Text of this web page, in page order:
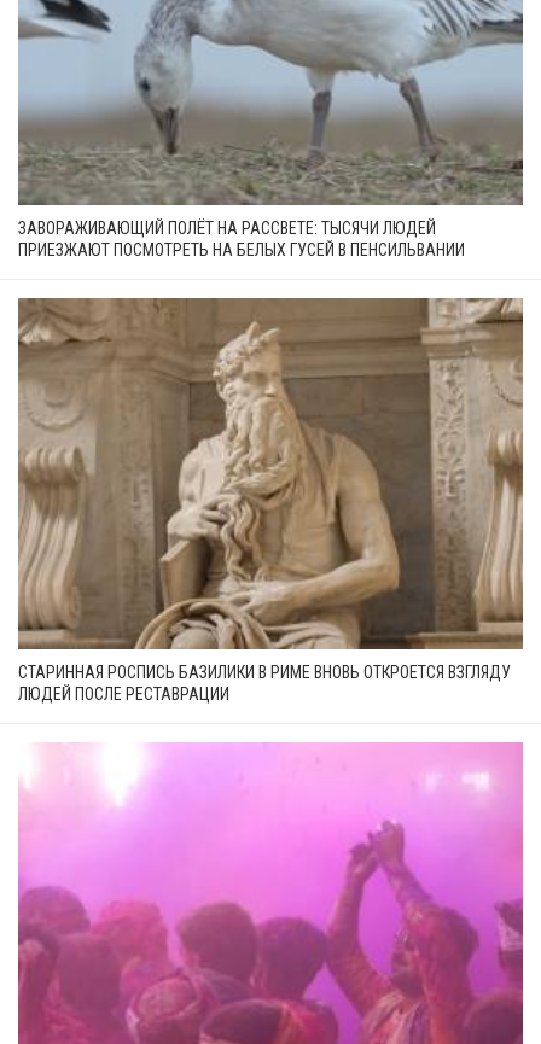
ЗАВОРАЖИВАЮЩИЙ ПОЛЁТ НА РАССВЕТЕ: ТЫСЯЧИ ЛЮДЕЙ
ПРИЕЗЖАЮТ ПОСМОТРЕТЬ НА БЕЛЫХ ГУСЕЙ В ПЕНСИЛЬВАНИИ
СТАРИННАЯ РОСПИСЬ БАЗИЛИКИ В РИМЕ ВНОВЬ ОТКРОЕТСЯ ВЗГЛЯДУ
ЛЮДЕЙ ПОСЛЕ РЕСТАВРАЦИИ